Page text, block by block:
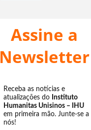
Assine a
Newsletter
Receba as notícias e
atualizações do Instituto
Humanitas Unisinos – IHU
em primeira mão. Junte-se a
nós!